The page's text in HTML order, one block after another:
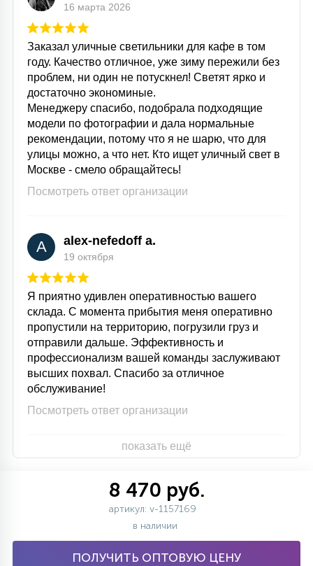
16 марта 2026
Заказал уличные светильники для кафе в том
году. Качество отличное, уже зиму пережили без
проблем, ни один не потускнел! Светят ярко и
достаточно экономиные.
Менеджеру спасибо, подобрала подходящие
модели по фотографии и дала нормальные
рекомендации, потому что я не шарю, что для
улицы можно, а что нет. Кто ищет уличный свет в
Москве - смело обращайтесь!
Посмотреть ответ организации
A alex-nefedoff a.
19 октября
Я приятно удивлен оперативностью вашего
склада. С момента прибытия меня оперативно
пропустили на территорию, погрузили груз и
отправили дальше. Эффективность и
профессионализм вашей команды заслуживают
высших похвал. Спасибо за отличное
обслуживание!
Посмотреть ответ организации
показать ещё
8 470 руб.
артикул: v-1157169
в наличии
ПОЛУЧИТЬ ОПТОВУЮ ЦЕНУ